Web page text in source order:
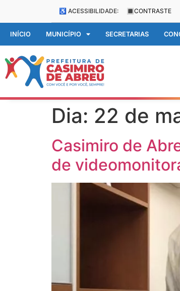
♿ ACESSIBILIDADE: 🔳 CONTRASTE
INÍCIO MUNICÍPIO SECRETARIAS
Dia: 22 de
Casimiro de
de